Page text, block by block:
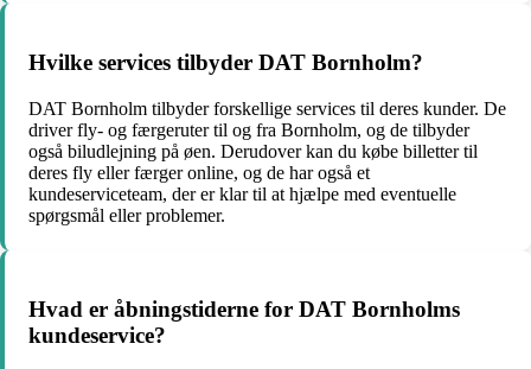
Hvilke services tilbyder DAT Bornholm?
DAT Bornholm tilbyder forskellige services til deres kunder. De
driver fly- og færgeruter til og fra Bornholm, og de tilbyder
også biludlejning på øen. Derudover kan du købe billetter til
deres fly eller færger online, og de har også et
kundeserviceteam, der er klar til at hjælpe med eventuelle
spørgsmål eller problemer.
Hvad er åbningstiderne for DAT Bornholms
kundeservice?